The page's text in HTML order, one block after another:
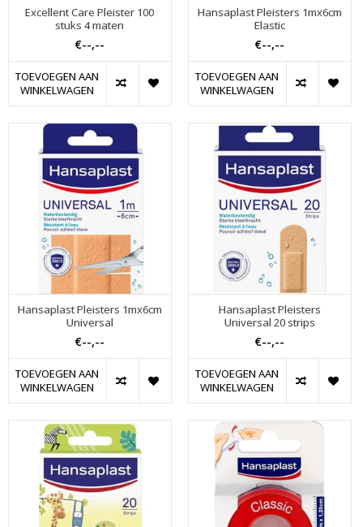
Excellent Care Pleister 100
stuks 4 maten
€--,--
TOEVOEGEN AAN
WINKELWAGEN
Hansaplast Pleisters 1mx6cm
Elastic
€--,--
TOEVOEGEN AAN
WINKELWAGEN
Hansaplast Pleisters 1mx6cm
Universal
€--,--
TOEVOEGEN AAN
WINKELWAGEN
Hansaplast Pleisters
Universal 20 strips
€--,--
TOEVOEGEN AAN
WINKELWAGEN